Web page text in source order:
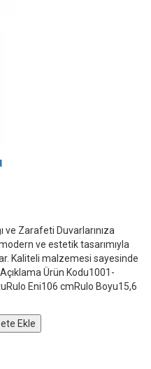
ve Zarafeti Duvarlarınıza
ve estetik tasarımıyla
Kaliteli malzemesi sayesinde
Ürün Kodu1001-
Eni106 cmRulo Boyu15,6
Ekle